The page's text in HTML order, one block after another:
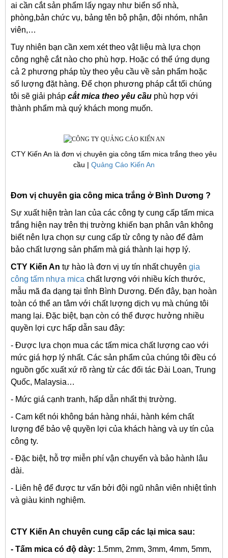
ai cần cắt sản phẩm lấy ngay như biển số nhà,
phòng,bản chức vụ, bảng tên bộ phận, đội nhóm, nhân
viên,…
Tuy nhiên bạn cần xem xét theo vật liệu mà lựa chọn
công nghệ cắt nào cho phù hợp. Hoặc có thể ứng dụng
cả 2 phương pháp tùy theo yêu cầu về sản phẩm hoặc
số lượng đặt hàng. Để chọn phương pháp cắt tối chúng
tôi sẽ giải pháp cắt mica theo yêu cầu phù hợp với
thành phẩm mà quý khách mong muốn.
CTY Kiến An là đơn vị chuyên gia công tấm mica trắng theo yêu
cầu | Quảng Cáo Kiến An
Đơn vị chuyên gia công mica trắng ở Bình Dương ?
Sự xuất hiện tràn lan của các công ty cung cấp tấm mica
trắng hiện nay trên thị trường khiến bạn phân vân không
biết nên lựa chọn sự cung cấp từ công ty nào để đảm
bảo chất lượng sản phẩm mà giá thành lại hợp lý.
CTY Kiến An tự hào là đơn vị uy tín nhất chuyên gia
công tấm nhựa mica chất lượng với nhiều kích thước,
mẫu mã đa dạng tại tỉnh Bình Dương. Đến đây, bạn hoàn
toàn có thể an tâm với chất lượng dịch vụ mà chúng tôi
mang lại. Đặc biệt, bạn còn có thể được hưởng nhiều
quyền lợi cực hấp dẫn sau đây:
- Được lựa chọn mua các tấm mica chất lượng cao với
mức giá hợp lý nhất. Các sản phẩm của chúng tôi đều có
nguồn gốc xuất xứ rõ ràng từ các đối tác Đài Loan, Trung
Quốc, Malaysia…
- Mức giá cạnh tranh, hấp dẫn nhất thị trường.
- Cam kết nói không bán hàng nhái, hành kém chất
lượng để bảo vệ quyền lợi của khách hàng và uy tín của
công ty.
- Đặc biệt, hỗ trợ miễn phí vận chuyển và bảo hành lâu
dài.
- Liên hệ để được tư vấn bởi đội ngũ nhân viên nhiệt tình
và giàu kinh nghiệm.
CTY Kiến An chuyên cung cấp các lại mica sau:
- Tấm mica có độ dày: 1.5mm, 2mm, 3mm, 4mm, 5mm,